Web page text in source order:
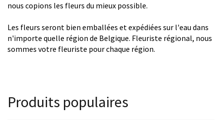
nous copions les fleurs du mieux possible.
Les fleurs seront bien emballées et expédiées sur l'eau dans
n'importe quelle région de Belgique. Fleuriste régional, nous
sommes votre fleuriste pour chaque région.
Produits populaires